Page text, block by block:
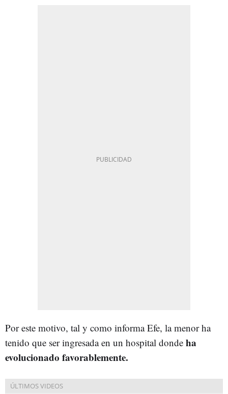
Por este motivo, tal y como informa Efe, la menor ha
tenido que ser ingresada en un hospital donde ha
evolucionado favorablemente.